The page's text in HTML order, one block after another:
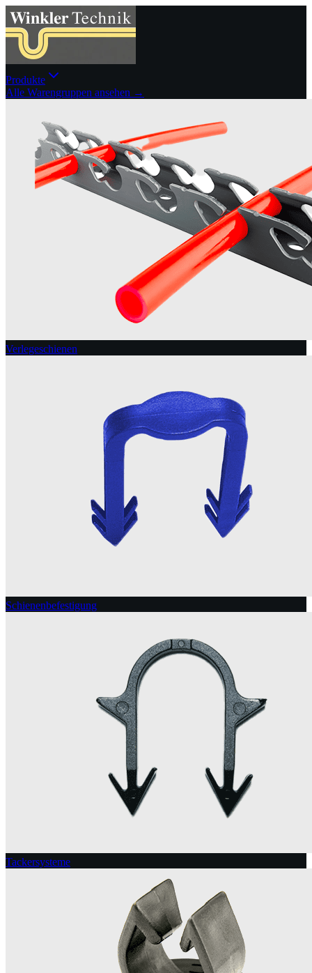
Produkte
Alle Warengruppen ansehen →
Verlegeschienen
Schienenbefestigung
Tackersysteme